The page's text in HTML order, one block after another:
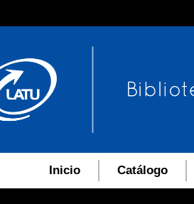
Inicio Catálogo